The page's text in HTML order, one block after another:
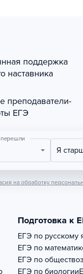
поддержка
наставника
преподаватели-
ЕГЭ
перешли
Я
на обработку
Подготовка к
ЕГЭ по русскому
ЕГЭ по
ЕГЭ по
ЕГЭ по биологии